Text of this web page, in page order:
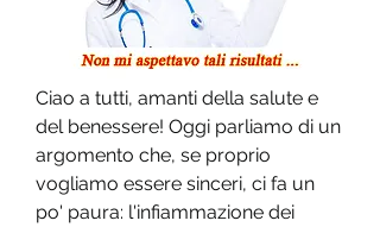
Ciao a tutti, amanti della salute e
del benessere! Oggi parliamo di un
argomento che, se proprio
vogliamo essere sinceri, ci fa un
po' paura: l'infiammazione dei